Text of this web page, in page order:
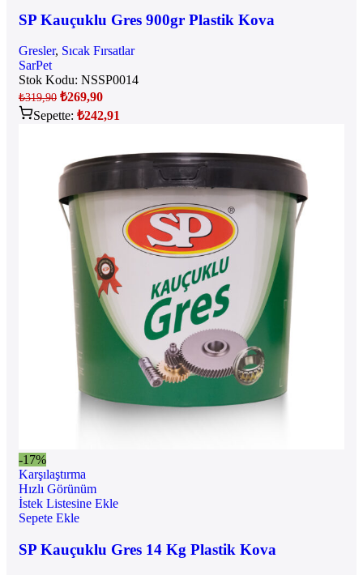
SP Kauçuklu Gres 900gr Plastik Kova
Gresler, Sıcak Fırsatlar
SarPet
Stok Kodu: NSSP0014
₺319,90 ₺269,90
Sepette: ₺242,91
-17%
Karşılaştırma
Hızlı Görünüm
İstek Listesine Ekle
Sepete Ekle
SP Kauçuklu Gres 14 Kg Plastik Kova